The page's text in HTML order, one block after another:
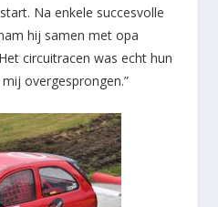
Na enkele succesvolle
hij samen met opa
circuitracen was echt hun
overgesprongen.”